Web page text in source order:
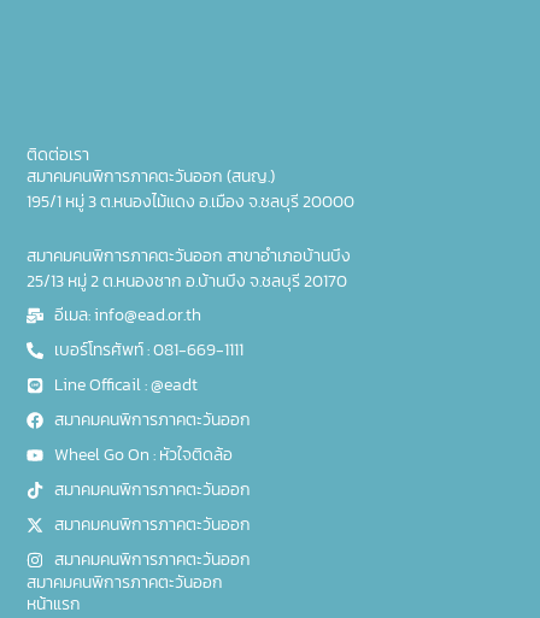
ติดต่อเรา
สมาคมคนพิการภาคตะวันออก (สนญ.)
195/1 หมู่ 3 ต.หนองไม้แดง อ.เมือง จ.ชลบุรี 20000
สมาคมคนพิการภาคตะวันออก สาขาอำเภอบ้านบึง
25/13 หมู่ 2 ต.หนองชาก อ.บ้านบึง จ.ชลบุรี 20170
อีเมล: info@ead.or.th
เบอร์โทรศัพท์ : 081-669-1111
Line Officail : @eadt
สมาคมคนพิการภาคตะวันออก
Wheel Go On : หัวใจติดล้อ
สมาคมคนพิการภาคตะวันออก
สมาคมคนพิการภาคตะวันออก
สมาคมคนพิการภาคตะวันออก
สมาคมคนพิการภาคตะวันออก
หน้าแรก